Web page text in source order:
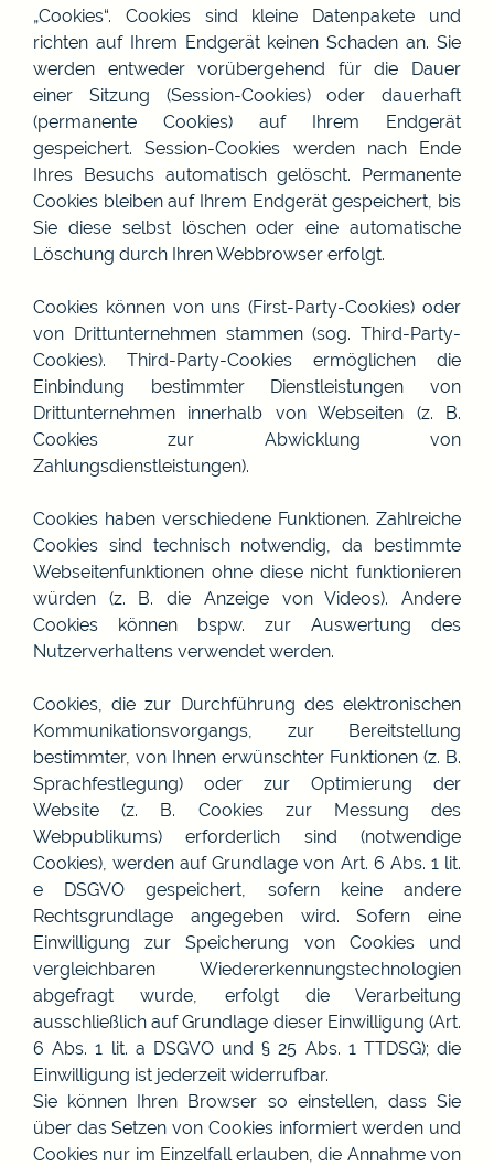
„Cookies“. Cookies sind kleine Datenpakete und
richten auf Ihrem Endgerät keinen Schaden an. Sie
werden entweder vorübergehend für die Dauer
einer Sitzung (Session-Cookies) oder dauerhaft
(permanente Cookies) auf Ihrem Endgerät
gespeichert. Session-Cookies werden nach Ende
Ihres Besuchs automatisch gelöscht. Permanente
Cookies bleiben auf Ihrem Endgerät gespeichert, bis
Sie diese selbst löschen oder eine automatische
Löschung durch Ihren Webbrowser erfolgt.
Cookies können von uns (First-Party-Cookies) oder
von Drittunternehmen stammen (sog. Third-Party-
Cookies). Third-Party-Cookies ermöglichen die
Einbindung bestimmter Dienstleistungen von
Drittunternehmen innerhalb von Webseiten (z. B.
Cookies zur Abwicklung von
Zahlungsdienstleistungen).
Cookies haben verschiedene Funktionen. Zahlreiche
Cookies sind technisch notwendig, da bestimmte
Webseitenfunktionen ohne diese nicht funktionieren
würden (z. B. die Anzeige von Videos). Andere
Cookies können bspw. zur Auswertung des
Nutzerverhaltens verwendet werden.
Cookies, die zur Durchführung des elektronischen
Kommunikationsvorgangs, zur Bereitstellung
bestimmter, von Ihnen erwünschter Funktionen (z. B.
Sprachfestlegung) oder zur Optimierung der
Website (z. B. Cookies zur Messung des
Webpublikums) erforderlich sind (notwendige
Cookies), werden auf Grundlage von Art. 6 Abs. 1 lit.
e DSGVO gespeichert, sofern keine andere
Rechtsgrundlage angegeben wird. Sofern eine
Einwilligung zur Speicherung von Cookies und
vergleichbaren Wiedererkennungstechnologien
abgefragt wurde, erfolgt die Verarbeitung
ausschließlich auf Grundlage dieser Einwilligung (Art.
6 Abs. 1 lit. a DSGVO und § 25 Abs. 1 TTDSG); die
Einwilligung ist jederzeit widerrufbar.
Sie können Ihren Browser so einstellen, dass Sie
über das Setzen von Cookies informiert werden und
Cookies nur im Einzelfall erlauben, die Annahme von